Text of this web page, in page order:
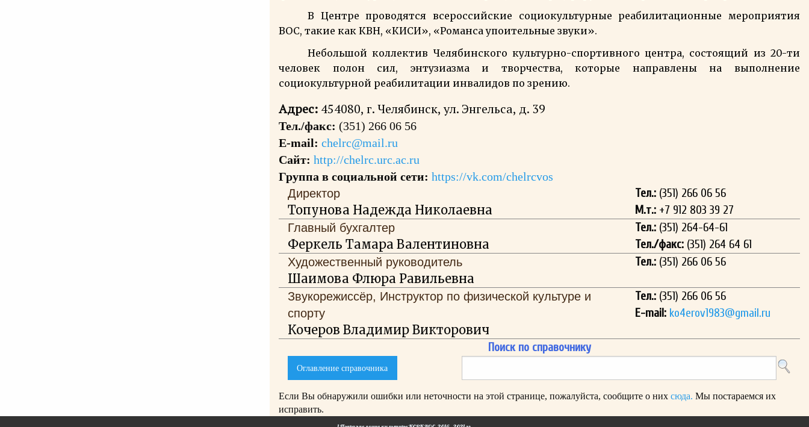
В Центре проводятся всероссийские социокультурные реабилитационные мероприятия
ВОС, такие как КВН, «КИСИ», «Романса упоительные звуки».
Небольшой коллектив Челябинского культурно-спортивного центра, состоящий из 20-ти
человек полон сил, энтузиазма и творчества, которые направлены на выполнение
социокультурной реабилитации инвалидов по зрению.
Адрес: 454080, г. Челябинск, ул. Энгельса, д. 39
Тел./факс: (351) 266 06 56
E-mail: chelrc@mail.ru
Сайт: http://chelrc.urc.ac.ru
Группа в социальной сети: https://vk.com/chelrcvos
Директор
Топунова Надежда Николаевна
Тел.: (351) 266 06 56
М.т.: +7 912 803 39 27
Главный бухгалтер
Феркель Тамара Валентиновна
Тел.: (351) 264-64-61
Тел./факс: (351) 264 64 61
Художественный руководитель
Шаимова Флюра Равильевна
Тел.: (351) 266 06 56
Звукорежиссёр, Инструктор по физической культуре и
спорту
Кочеров Владимир Викторович
Тел.: (351) 266 06 56
E-mail: ko4erov1983@gmail.ru
Поиск по справочнику
Оглавление справочника
по
справочнику
Если Вы обнаружили ошибки или неточности на этой странице, пожалуйста, сообщите о них сюда. Мы постараемся их
исправить.